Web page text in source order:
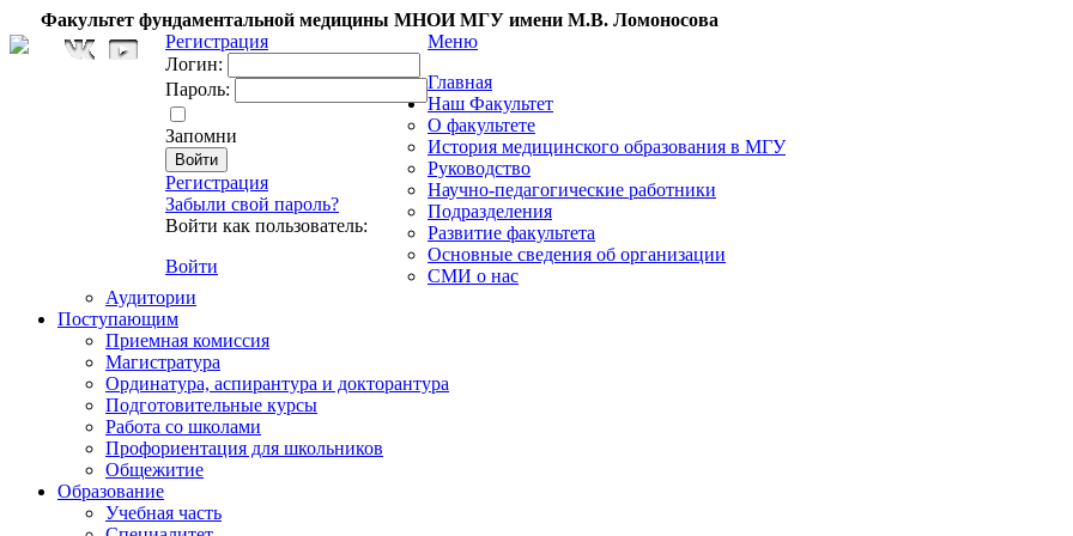
Факультет фундаментальной медицины МНОИ МГУ имени М.В. Ломоносова
Регистрация
Логин:
Пароль:
Запомни
Регистрация
Забыли свой пароль?
Войти как пользователь:
Войти
Меню
Главная
Наш Факультет
О факультете
История медицинского образования в МГУ
Руководство
Научно-педагогические работники
Подразделения
Развитие факультета
Основные сведения об организации
СМИ о нас
Аудитории
Поступающим
Приемная комиссия
Магистратура
Ординатура, аспирантура и докторантура
Подготовительные курсы
Работа со школами
Профориентация для школьников
Общежитие
Образование
Учебная часть